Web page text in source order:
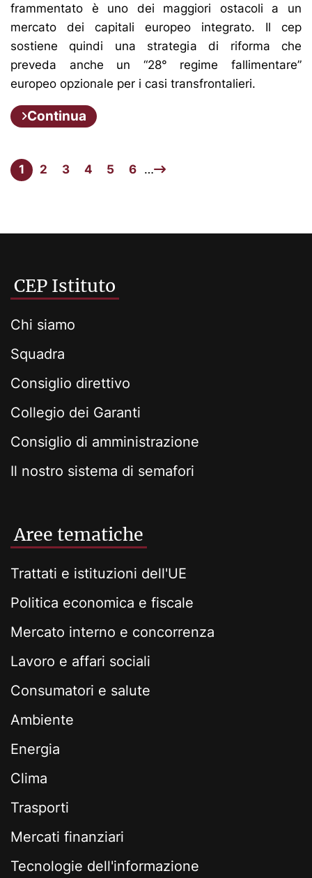
frammentato è uno dei maggiori ostacoli a un
mercato dei capitali europeo integrato. Il cep
sostiene quindi una strategia di riforma che
preveda anche un “28° regime fallimentare”
europeo opzionale per i casi transfrontalieri.
Continua
1 2 3 4 5 6 …
CEP Istituto
Chi siamo
Squadra
Consiglio direttivo
Collegio dei Garanti
Consiglio di amministrazione
Il nostro sistema di semafori
Aree tematiche
Trattati e istituzioni dell'UE
Politica economica e fiscale
Mercato interno e concorrenza
Lavoro e affari sociali
Consumatori e salute
Ambiente
Energia
Clima
Trasporti
Mercati finanziari
Tecnologie dell'informazione